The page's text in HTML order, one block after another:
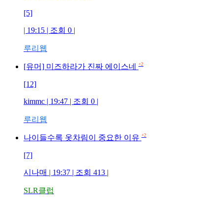
[5]
| 19:15 | 조회 0 |
루리웹
[유머] 미즈하라가 진짜 에이스네 +2
[12]
kimmc | 19:47 | 조회 0 |
루리웹
나이들수록 옷차림이 중요한 이유 +2
[7]
시나매 | 19:37 | 조회 413 |
SLR클럽